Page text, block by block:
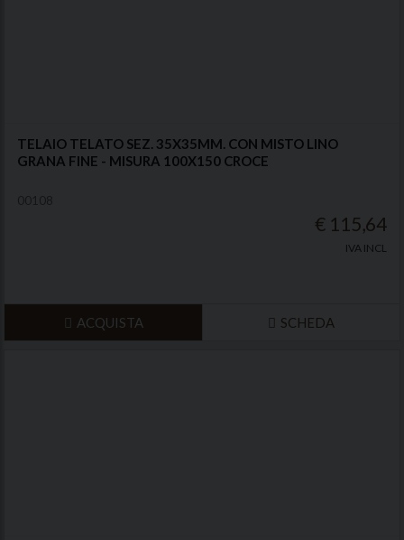
TELAIO TELATO SEZ. 35X35MM. CON MISTO LINO
GRANA FINE - MISURA 100X150 CROCE
€ 115,64
IVA INCL
ACQUISTA SCHEDA